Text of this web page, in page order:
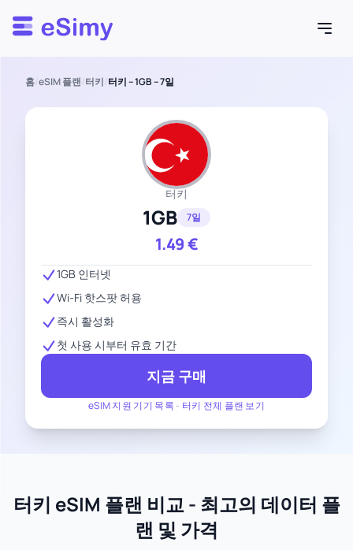
Esimy
홈/eSIM 플랜/터키/터키 – 1GB – 7일
터키
1GB 7일
1.49€
eSIM 지원 기기 목록 - 터키 전체 플랜 보기
1GB 인터넷
Wi-Fi 핫스팟 허용
즉시 활성화
첫 사용 시부터 유효 기간
지금 구매
터키 eSIM 플랜 비교 - 최고의 데이터 플
랜 및 가격